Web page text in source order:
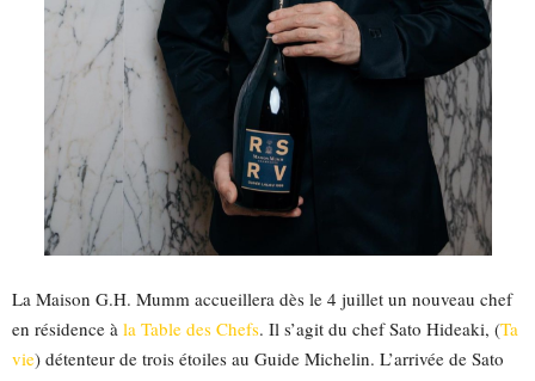
La Maison G.H. Mumm accueillera dès le 4 juillet un nouveau chef
en résidence à la Table des Chefs. Il s’agit du chef Sato Hideaki, (Ta
vie) détenteur de trois étoiles au Guide Michelin. L’arrivée de Sato